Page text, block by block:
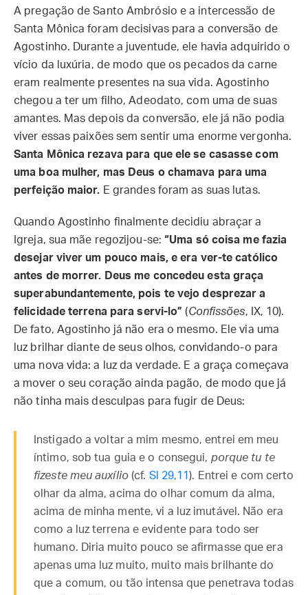
A pregação de Santo Ambrósio e a intercessão de
Santa Mônica foram decisivas para a conversão de
Agostinho. Durante a juventude, ele havia adquirido o
vício da luxúria, de modo que os pecados da carne
eram realmente presentes na sua vida. Agostinho
chegou a ter um filho, Adeodato, com uma de suas
amantes. Mas depois da conversão, ele já não podia
viver essas paixões sem sentir uma enorme vergonha.
Santa Mônica rezava para que ele se casasse com
uma boa mulher, mas Deus o chamava para uma
perfeição maior. E grandes foram as suas lutas.
Quando Agostinho finalmente decidiu abraçar a
Igreja, sua mãe regozijou-se:“Uma só coisa me fazia
desejar viver um pouco mais, e era ver-te católico
antes de morrer. Deus me concedeu esta graça
superabundantemente, pois te vejo desprezar a
felicidade terrena para servi-lo” (Confissões, IX, 10).
De fato, Agostinho já não era o mesmo. Ele via uma
luz brilhar diante de seus olhos, convidando-o para
uma nova vida: a luz da verdade. E a graça começava
a mover o seu coração ainda pagão, de modo que já
não tinha mais desculpas para fugir de Deus:
Instigado a voltar a mim mesmo, entrei em meu
íntimo, sob tua guia e o consegui, porque tu te
fizeste meu auxílio(cf. Sl 29,11). Entrei e com certo
olhar da alma, acima do olhar comum da alma,
acima de minha mente, vi a luz imutável. Não era
como a luz terrena e evidente para todo ser
humano. Diria muito pouco se afirmasse que era
apenas uma luz muito, muito mais brilhante do
que a comum, ou tão intensa que penetrava todas